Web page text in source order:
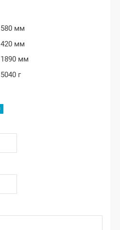
580 мм
420 мм
1890 мм
5040 г